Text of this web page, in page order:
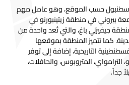
حسب الموقع، وهو عامل مهم
بيروني في منطقة زيتينبورنو في
جيفيزلي باغ، والتي تُعد واحدة من
كما تتميز المنطقة بموقعها
التاريخية، إضافة إلى توفر
المتروبوس، والحافلات،
جداً.